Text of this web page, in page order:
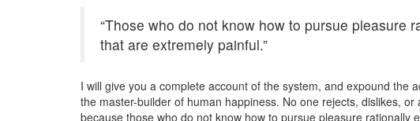
“Those who do not know how to pursue pleasure
that are extremely painful.”
I will give you a complete account of the system, and expound the
the master-builder of human happiness. No one rejects, dislikes,
because those who do not know how to pursue pleasure rationally